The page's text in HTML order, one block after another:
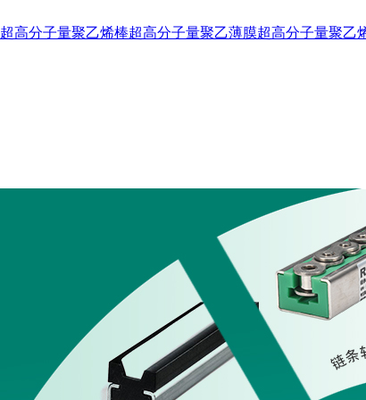
超高分子量聚乙烯棒超高分子量聚乙薄膜超高分子量聚乙